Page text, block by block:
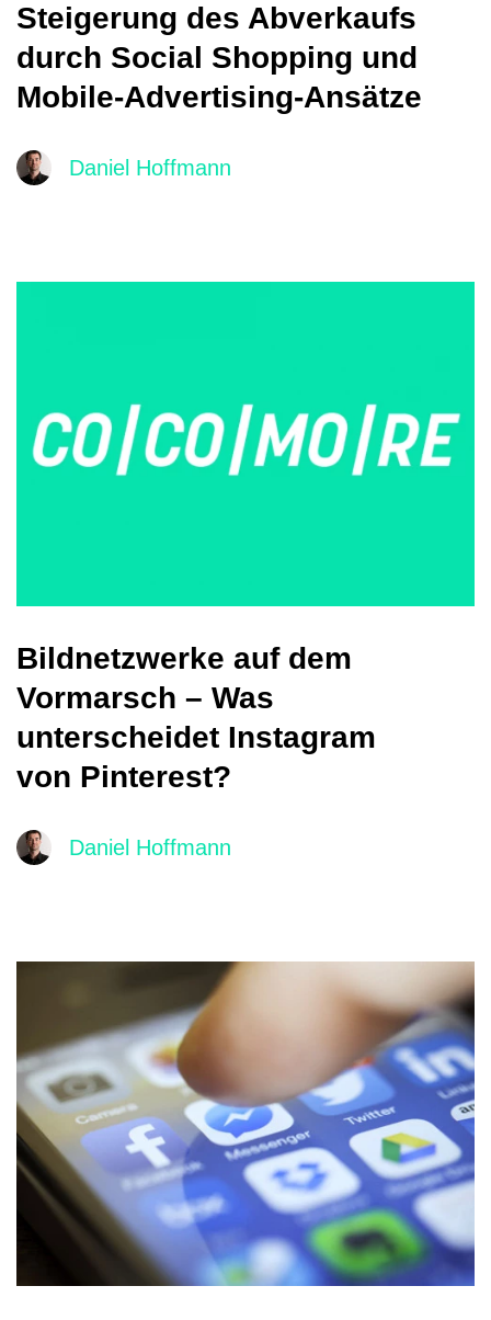
Steigerung des Abverkaufs
durch Social Shopping und
Mobile-Advertising-Ansätze
Daniel Hoffmann
Bildnetzwerke auf dem
Vormarsch – Was
unterscheidet Instagram
von Pinterest?
Daniel Hoffmann